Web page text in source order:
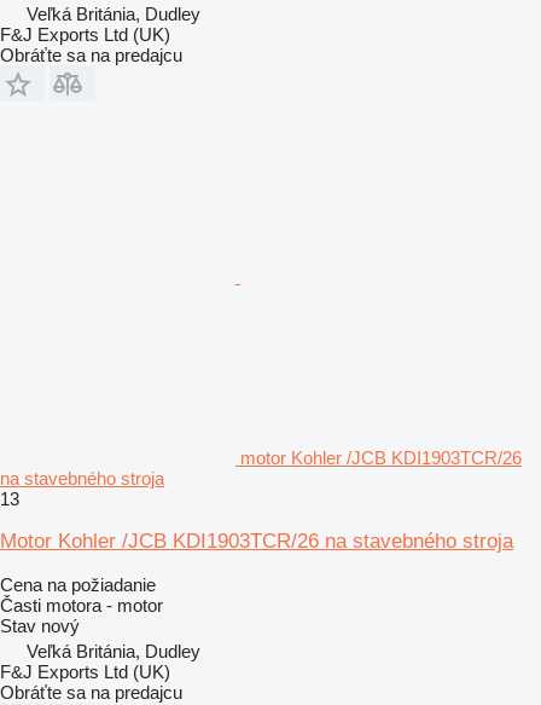
Veľká Británia, Dudley
F&J Exports Ltd (UK)
Obráťte sa na predajcu
motor Kohler /JCB KDI1903TCR/26
na stavebného stroja
13
Motor Kohler /JCB KDI1903TCR/26 na stavebného stroja
Cena na požiadanie
Časti motora - motor
Stav nový
Veľká Británia, Dudley
F&J Exports Ltd (UK)
Obráťte sa na predajcu